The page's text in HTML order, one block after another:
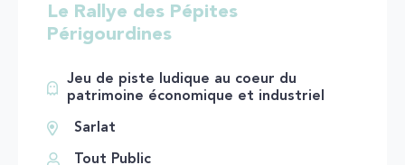
Le Rallye des Pépites
Périgourdines
Jeu de piste ludique au coeur du
patrimoine économique et industriel
Sarlat
Tout Public